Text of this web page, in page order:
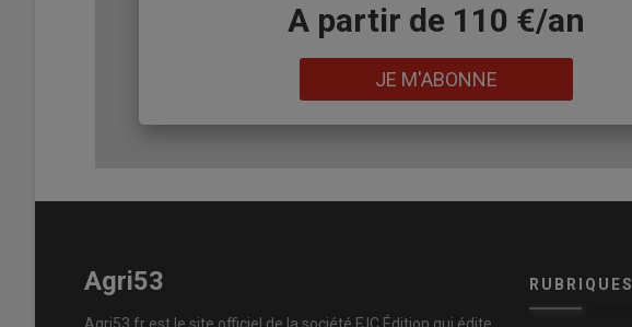
A partir de 110 €/an
JE M'ABONNE
Agri53
Agri53.fr est le site officiel de la société FJC Édition qui édite
RUBRIQUES